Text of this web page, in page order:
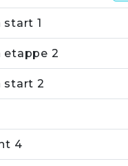
start 1
etappe 2
start 2
4